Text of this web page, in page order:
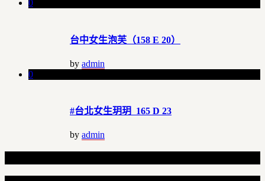
0
台中女生泡芙（158 E 20）
by admin
0
#台北女生玥玥 165 D 23
by admin